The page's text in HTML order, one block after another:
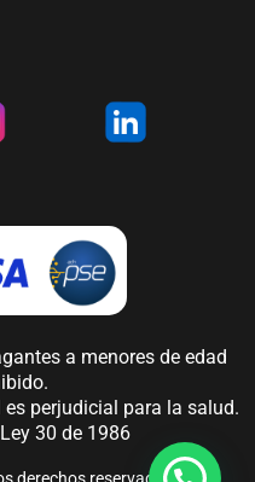
a menores de edad
perjudicial para la salud.
30 de 1986